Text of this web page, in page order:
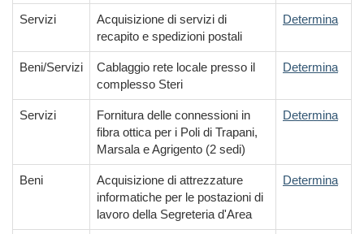
Servizi
Acquisizione di servizi di
recapito e spedizioni postali
Determina
Beni/Servizi
Cablaggio rete locale presso il
complesso Steri
Determina
Servizi
Fornitura delle connessioni in
fibra ottica per i Poli di Trapani,
Marsala e Agrigento (2 sedi)
Determina
Beni
Acquisizione di attrezzature
informatiche per le postazioni di
lavoro della Segreteria d'Area
Determina